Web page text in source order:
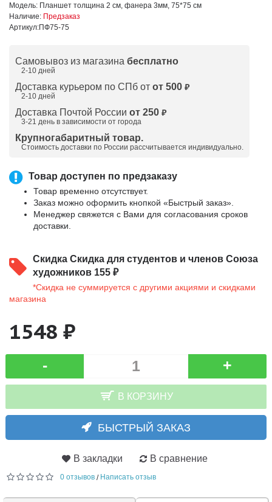
Модель: Планшет толщина 2 см, фанера 3мм, 75*75 см
Наличие: Предзаказ
Артикул:ПФ75-75
Самовывоз из магазина бесплатно
2-10 дней
Доставка курьером по СПб от от 500 ₽
2-10 дней
Доставка Почтой России от 250 ₽
3-21 день в зависимости от города
Крупногабаритный товар.
Стоимость доставки по России рассчитывается индивидуально.
Товар доступен по предзаказу
Товар временно отсутствует.
Заказ можно оформить кнопкой «Быстрый заказ».
Менеджер свяжется с Вами для согласования сроков
доставки.
Скидка Скидка для студентов и членов Союза
художников 155 ₽
*Скидка не суммируется с другими акциями и скидками
магазина
1548 ₽
- +
В КОРЗИНУ
БЫСТРЫЙ ЗАКАЗ
В закладки В сравнение
0 отзывов / Написать отзыв